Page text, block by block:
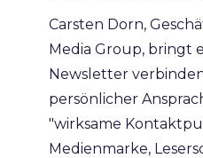
Carsten Dorn,
Media Group, bringt
Newsletter
persönlicher
"wirksame
Medienmarke,